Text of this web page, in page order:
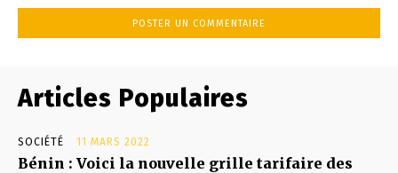
Articles Populaires
SOCIÉTÉ 11 MARS 2022
Bénin : Voici la nouvelle grille tarifaire des